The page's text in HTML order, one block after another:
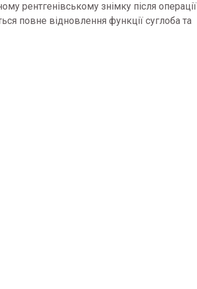
рентгенівському знімку після операції
повне відновлення функції суглоба та